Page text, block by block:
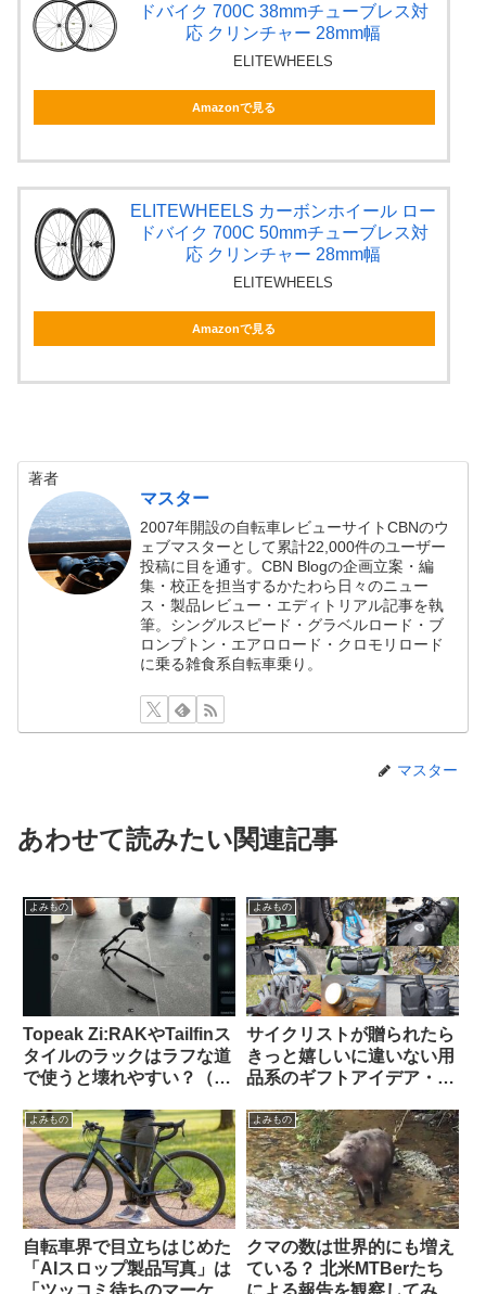
ドバイク 700C 38mmチューブレス対
応 クリンチャー 28mm幅
ELITEWHEELS
Amazonで見る
ELITEWHEELS カーボンホイール ロー
ドバイク 700C 50mmチューブレス対
応 クリンチャー 28mm幅
ELITEWHEELS
Amazonで見る
著者
マスター
2007年開設の自転車レビューサイトCBNのウ
ェブマスターとして累計22,000件のユーザー
投稿に目を通す。CBN Blogの企画立案・編
集・校正を担当するかたわら日々のニュー
ス・製品レビュー・エディトリアル記事を執
筆。シングルスピード・グラベルロード・ブ
ロンプトン・エアロロード・クロモリロード
に乗る雑食系自転車乗り。
マスター
あわせて読みたい関連記事
よみもの
Topeak Zi:RAKやTailfinス
タイルのラックはラフな道
で使うと壊れやすい？（海
よみもの
サイクリストが贈られたら
きっと嬉しいに違いない用
品系のギフトアイデア・お
のあるものから】
よみもの
自転車界で目立ちはじめた
「AIスロップ製品写真」は
「ツッコミ待ちのマーケテ
よみもの
クマの数は世界的にも増え
ている？ 北米MTBerたち
による報告を観察してみよ